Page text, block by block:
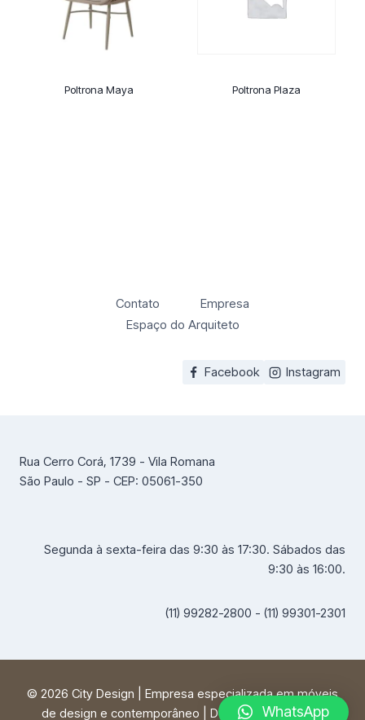
Poltrona Maya Poltrona Plaza
Contato
Empresa
Espaço do Arquiteto
Facebook Instagram
Rua Cerro Corá, 1739 - Vila Romana
São Paulo - SP - CEP: 05061-350
Segunda à sexta-feira das 9:30 às 17:30. Sábados das
9:30 às 16:00.
(11) 99282-2800 - (11) 99301-2301
© 2026 City Design | Empresa especializada em móveis
de design e contemporâneo | Desenvolvido porFF
WhatsApp